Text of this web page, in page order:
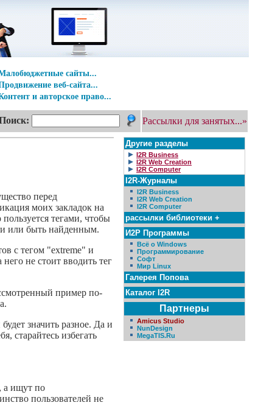
сайты...
веб-сайта...
и авторское право...
Рассылки для занятых...»
перед
моих закладок на
тегами, чтобы
или быть найденным.
с тегом "extreme" и
не стоит вводить тег
пример по-
значить разное. Да и
старайтесь избегать
а ищут по
пользователей не
Другие разделы
I2R Business
I2R Web Creation
I2R Computer
I2R-Журналы
I2R Business
I2R Web Creation
I2R Computer
рассылки библиотеки +
И2Р Программы
Всё о Windows
Программирование
Софт
Мир Linux
Галерея Попова
Каталог I2R
Партнеры
Amicus Studio
NunDesign
MegaTIS.Ru